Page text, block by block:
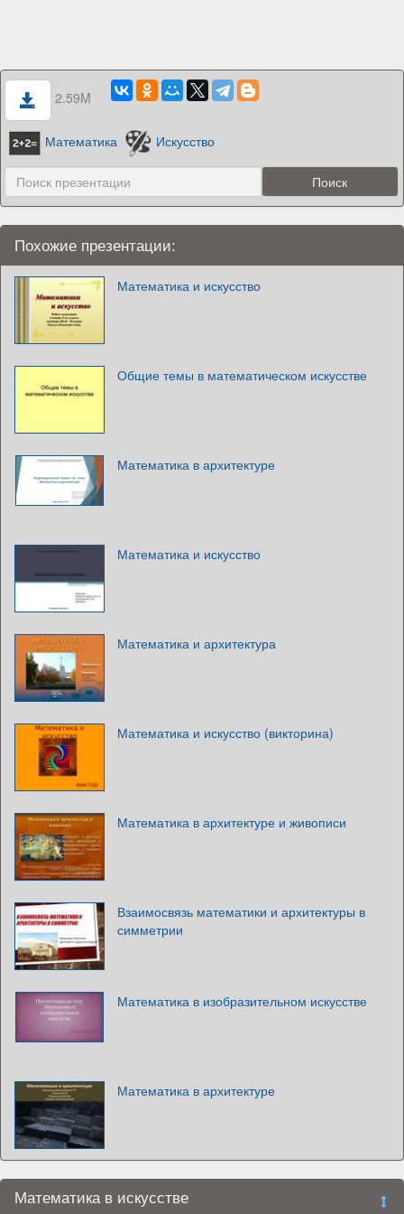
2.59M
Математика Искусство
Похожие презентации:
Математика и искусство
Общие темы в математическом искусстве
Математика в архитектуре
Математика и искусство
Математика и архитектура
Математика и искусство (викторина)
Математика в архитектуре и живописи
Взаимосвязь математики и архитектуры в
симметрии
Математика в изобразительном искусстве
Математика в архитектуре
Математика в искусстве